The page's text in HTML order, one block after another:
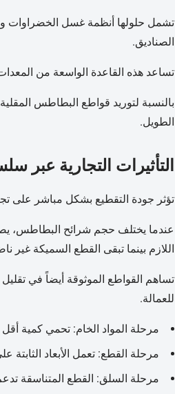
تشمل حلولها أنظمة غسل الخضراوات
الصناديق.
تساعد هذه القاعدة الواسعة من
بالنسبة لتوريد قواطع البطاطس
الطويل.
التأثيرات التجارية عبر
تؤثر جودة التقطيع بشكل مباشر على
عندما يختلف حجم شرائح البطاطس،
اللازم بينما تبقى القطع السميكة غير
تساهم القواطع الموثوقة أيضاً في
للعمالة.
مرحلة المواد الخام: تحمي كمية
مرحلة القطع: تعمل الأبعاد
مرحلة السلق: القطع المتناسقة